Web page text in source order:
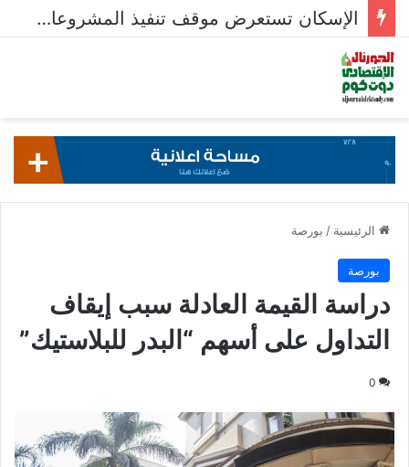
الإسكان تستعرض موقف تنفيذ المشروعات السكنية في 5 مدن جديدة
الرئيسية / بورصة
بورصة
دراسة القيمة العادلة سبب إيقاف
التداول على أسهم “البدر للبلاستيك”
0